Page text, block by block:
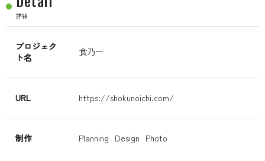
詳細
プロジェク
ト名
食乃一
URL https://shokunoichi.com/
制作 Planning Design Photo